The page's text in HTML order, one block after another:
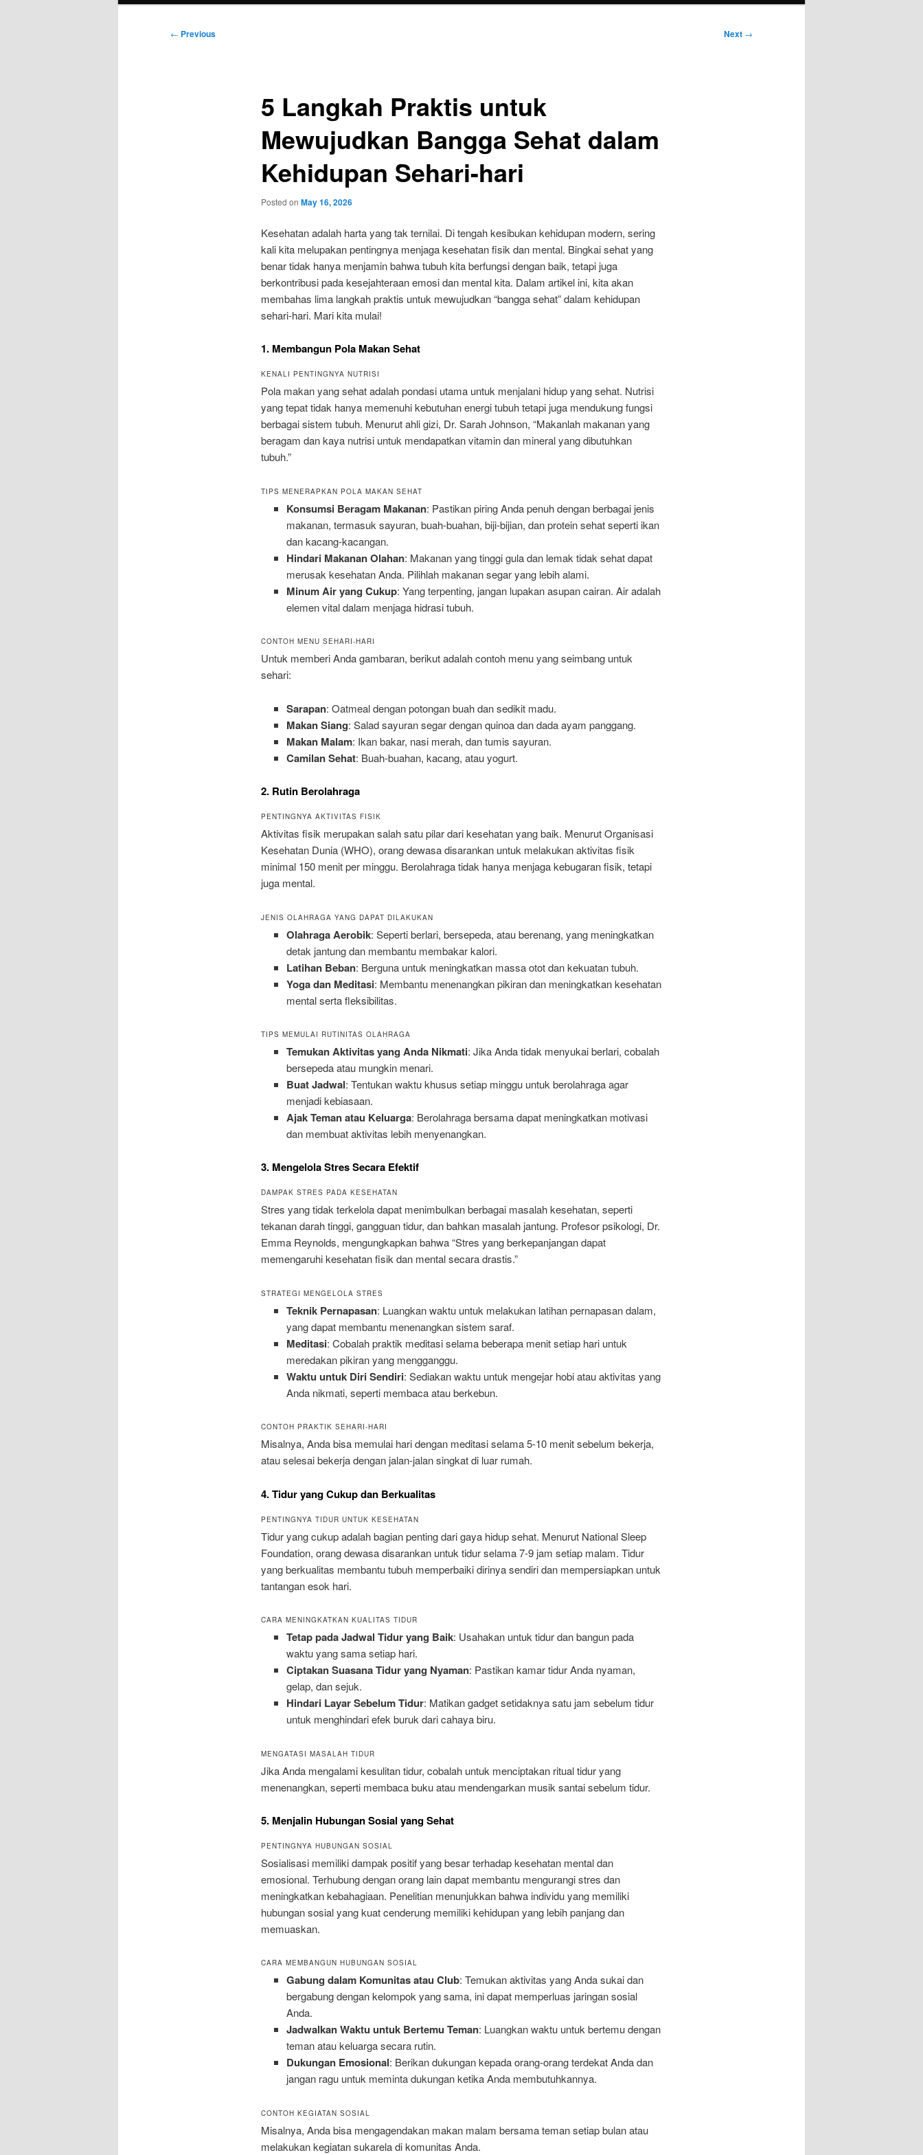
Post
← Previous Next →
5 Langkah Praktis untuk
Mewujudkan Bangga Sehat dalam
Kehidupan Sehari-hari
Posted on May 16, 2026
Kesehatan adalah harta yang tak ternilai. Di tengah kesibukan kehidupan modern, sering
kali kita melupakan pentingnya menjaga kesehatan fisik dan mental. Bingkai sehat yang
benar tidak hanya menjamin bahwa tubuh kita berfungsi dengan baik, tetapi juga
berkontribusi pada kesejahteraan emosi dan mental kita. Dalam artikel ini, kita akan
membahas lima langkah praktis untuk mewujudkan “bangga sehat” dalam kehidupan
sehari-hari. Mari kita mulai!
1. Membangun Pola Makan Sehat
KENALI PENTINGNYA NUTRISI
Pola makan yang sehat adalah pondasi utama untuk menjalani hidup yang sehat. Nutrisi
yang tepat tidak hanya memenuhi kebutuhan energi tubuh tetapi juga mendukung fungsi
berbagai sistem tubuh. Menurut ahli gizi, Dr. Sarah Johnson, “Makanlah makanan yang
beragam dan kaya nutrisi untuk mendapatkan vitamin dan mineral yang dibutuhkan
tubuh.”
TIPS MENERAPKAN POLA MAKAN SEHAT
Konsumsi Beragam Makanan: Pastikan piring Anda penuh dengan berbagai jenis
makanan, termasuk sayuran, buah-buahan, biji-bijian, dan protein sehat seperti ikan
dan kacang-kacangan.
Hindari Makanan Olahan: Makanan yang tinggi gula dan lemak tidak sehat dapat
merusak kesehatan Anda. Pilihlah makanan segar yang lebih alami.
Minum Air yang Cukup: Yang terpenting, jangan lupakan asupan cairan. Air adalah
elemen vital dalam menjaga hidrasi tubuh.
CONTOH MENU SEHARI-HARI
Untuk memberi Anda gambaran, berikut adalah contoh menu yang seimbang untuk
sehari:
Sarapan: Oatmeal dengan potongan buah dan sedikit madu.
Makan Siang: Salad sayuran segar dengan quinoa dan dada ayam panggang.
Makan Malam: Ikan bakar, nasi merah, dan tumis sayuran.
Camilan Sehat: Buah-buahan, kacang, atau yogurt.
2. Rutin Berolahraga
PENTINGNYA AKTIVITAS FISIK
Aktivitas fisik merupakan salah satu pilar dari kesehatan yang baik. Menurut Organisasi
Kesehatan Dunia (WHO), orang dewasa disarankan untuk melakukan aktivitas fisik
minimal 150 menit per minggu. Berolahraga tidak hanya menjaga kebugaran fisik, tetapi
juga mental.
JENIS OLAHRAGA YANG DAPAT DILAKUKAN
Olahraga Aerobik: Seperti berlari, bersepeda, atau berenang, yang meningkatkan
detak jantung dan membantu membakar kalori.
Latihan Beban: Berguna untuk meningkatkan massa otot dan kekuatan tubuh.
Yoga dan Meditasi: Membantu menenangkan pikiran dan meningkatkan kesehatan
mental serta fleksibilitas.
TIPS MEMULAI RUTINITAS OLAHRAGA
Temukan Aktivitas yang Anda Nikmati: Jika Anda tidak menyukai berlari, cobalah
bersepeda atau mungkin menari.
Buat Jadwal: Tentukan waktu khusus setiap minggu untuk berolahraga agar
menjadi kebiasaan.
Ajak Teman atau Keluarga: Berolahraga bersama dapat meningkatkan motivasi
dan membuat aktivitas lebih menyenangkan.
3. Mengelola Stres Secara Efektif
DAMPAK STRES PADA KESEHATAN
Stres yang tidak terkelola dapat menimbulkan berbagai masalah kesehatan, seperti
tekanan darah tinggi, gangguan tidur, dan bahkan masalah jantung. Profesor psikologi, Dr.
Emma Reynolds, mengungkapkan bahwa “Stres yang berkepanjangan dapat
memengaruhi kesehatan fisik dan mental secara drastis.”
STRATEGI MENGELOLA STRES
Teknik Pernapasan: Luangkan waktu untuk melakukan latihan pernapasan dalam,
yang dapat membantu menenangkan sistem saraf.
Meditasi: Cobalah praktik meditasi selama beberapa menit setiap hari untuk
meredakan pikiran yang mengganggu.
Waktu untuk Diri Sendiri: Sediakan waktu untuk mengejar hobi atau aktivitas yang
Anda nikmati, seperti membaca atau berkebun.
CONTOH PRAKTIK SEHARI-HARI
Misalnya, Anda bisa memulai hari dengan meditasi selama 5-10 menit sebelum bekerja,
atau selesai bekerja dengan jalan-jalan singkat di luar rumah.
4. Tidur yang Cukup dan Berkualitas
PENTINGNYA TIDUR UNTUK KESEHATAN
Tidur yang cukup adalah bagian penting dari gaya hidup sehat. Menurut National Sleep
Foundation, orang dewasa disarankan untuk tidur selama 7-9 jam setiap malam. Tidur
yang berkualitas membantu tubuh memperbaiki dirinya sendiri dan mempersiapkan untuk
tantangan esok hari.
CARA MENINGKATKAN KUALITAS TIDUR
Tetap pada Jadwal Tidur yang Baik: Usahakan untuk tidur dan bangun pada
waktu yang sama setiap hari.
Ciptakan Suasana Tidur yang Nyaman: Pastikan kamar tidur Anda nyaman,
gelap, dan sejuk.
Hindari Layar Sebelum Tidur: Matikan gadget setidaknya satu jam sebelum tidur
untuk menghindari efek buruk dari cahaya biru.
MENGATASI MASALAH TIDUR
Jika Anda mengalami kesulitan tidur, cobalah untuk menciptakan ritual tidur yang
menenangkan, seperti membaca buku atau mendengarkan musik santai sebelum tidur.
5. Menjalin Hubungan Sosial yang Sehat
PENTINGNYA HUBUNGAN SOSIAL
Sosialisasi memiliki dampak positif yang besar terhadap kesehatan mental dan
emosional. Terhubung dengan orang lain dapat membantu mengurangi stres dan
meningkatkan kebahagiaan. Penelitian menunjukkan bahwa individu yang memiliki
hubungan sosial yang kuat cenderung memiliki kehidupan yang lebih panjang dan
memuaskan.
CARA MEMBANGUN HUBUNGAN SOSIAL
Gabung dalam Komunitas atau Club: Temukan aktivitas yang Anda sukai dan
bergabung dengan kelompok yang sama, ini dapat memperluas jaringan sosial
Anda.
Jadwalkan Waktu untuk Bertemu Teman: Luangkan waktu untuk bertemu dengan
teman atau keluarga secara rutin.
Dukungan Emosional: Berikan dukungan kepada orang-orang terdekat Anda dan
jangan ragu untuk meminta dukungan ketika Anda membutuhkannya.
CONTOH KEGIATAN SOSIAL
Misalnya, Anda bisa mengagendakan makan malam bersama teman setiap bulan atau
melakukan kegiatan sukarela di komunitas Anda.